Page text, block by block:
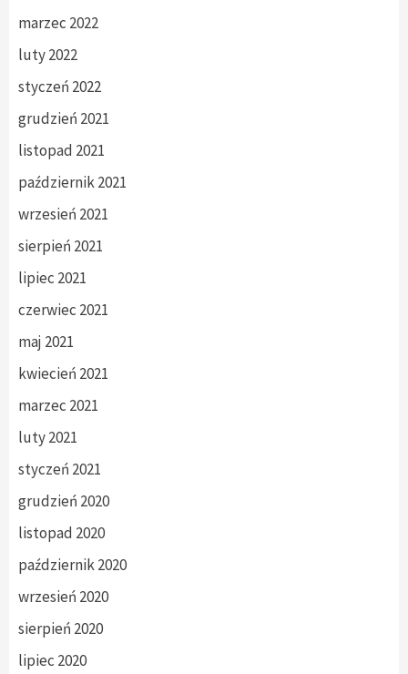
marzec 2022
luty 2022
styczeń 2022
grudzień 2021
listopad 2021
październik 2021
wrzesień 2021
sierpień 2021
lipiec 2021
czerwiec 2021
maj 2021
kwiecień 2021
marzec 2021
luty 2021
styczeń 2021
grudzień 2020
listopad 2020
październik 2020
wrzesień 2020
sierpień 2020
lipiec 2020